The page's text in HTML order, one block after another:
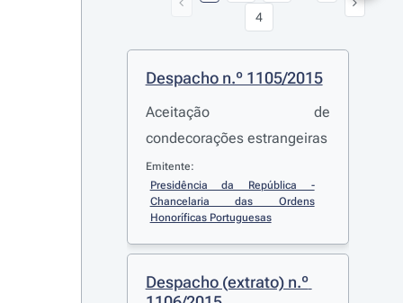
4
Despacho n.º 1105/2015
Aceitação de
condecorações estrangeiras
Emitente:
Presidência da República -
Chancelaria das Ordens
Honoríficas Portuguesas
Despacho (extrato) n.º